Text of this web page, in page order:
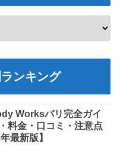
ンキング
Worksバリ完全ガイ
料金・口コミ・注意点
最新版】